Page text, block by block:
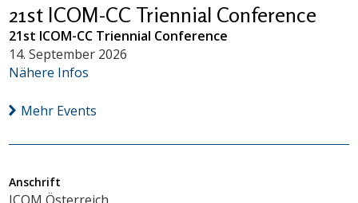
21st ICOM-CC Triennial Conference
21st ICOM-CC Triennial Conference
14. September 2026
Nähere Infos
Mehr Events
Anschrift